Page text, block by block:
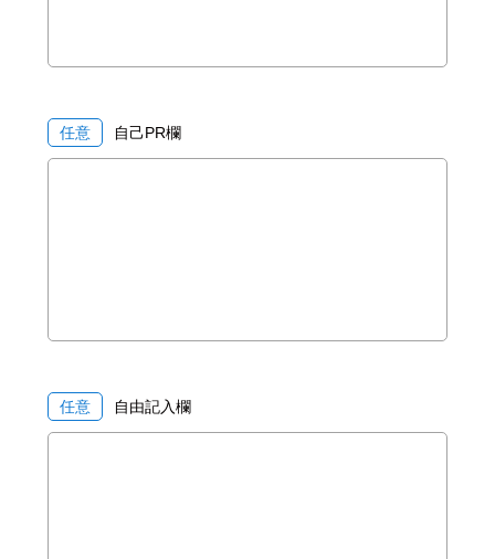
任意 自己PR欄
任意 自由記入欄